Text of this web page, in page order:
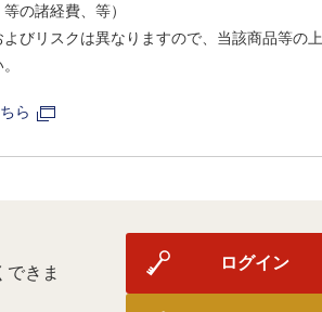
の諸経費、等）
びリスクは異なりますので、当該商品等の上
ら
できま
ログイン